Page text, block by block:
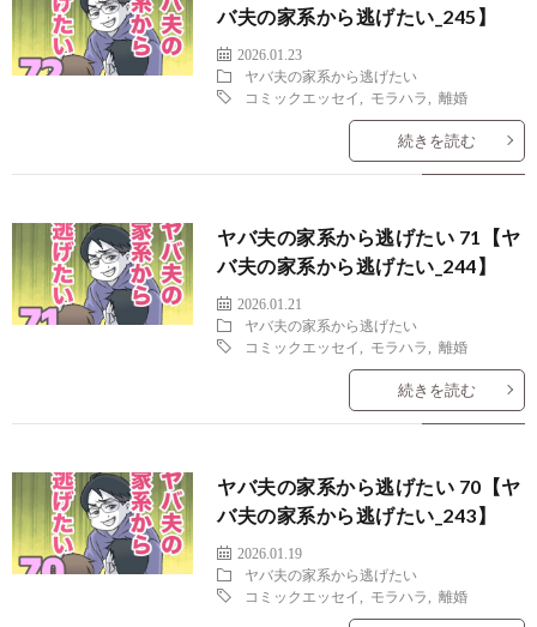
バ夫の家系から逃げたい_245】
2026.01.23
ヤバ夫の家系から逃げたい
コミックエッセイ
モラハラ ,離婚
続きを読む
ヤバ夫の家系から逃げたい 71【ヤ
バ夫の家系から逃げたい_244】
2026.01.21
ヤバ夫の家系から逃げたい
コミックエッセイ
モラハラ ,離婚
続きを読む
ヤバ夫の家系から逃げたい 70【ヤ
バ夫の家系から逃げたい_243】
2026.01.19
ヤバ夫の家系から逃げたい
コミックエッセイ
モラハラ ,離婚